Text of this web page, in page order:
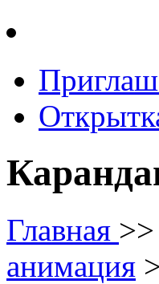
Главная >>
анимация